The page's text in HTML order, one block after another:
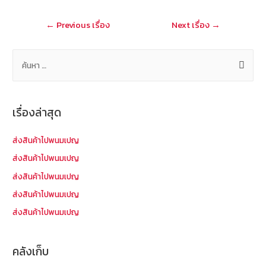
at
แนะแนว
← Previous เรื่อง Next เรื่อง →
ห
รั
เรื่องล่าสุด
ส่งสินค้าไปพนมเปญ
ส่งสินค้าไปพนมเปญ
ส่งสินค้าไปพนมเปญ
ส่งสินค้าไปพนมเปญ
ส่งสินค้าไปพนมเปญ
คลังเก็บ